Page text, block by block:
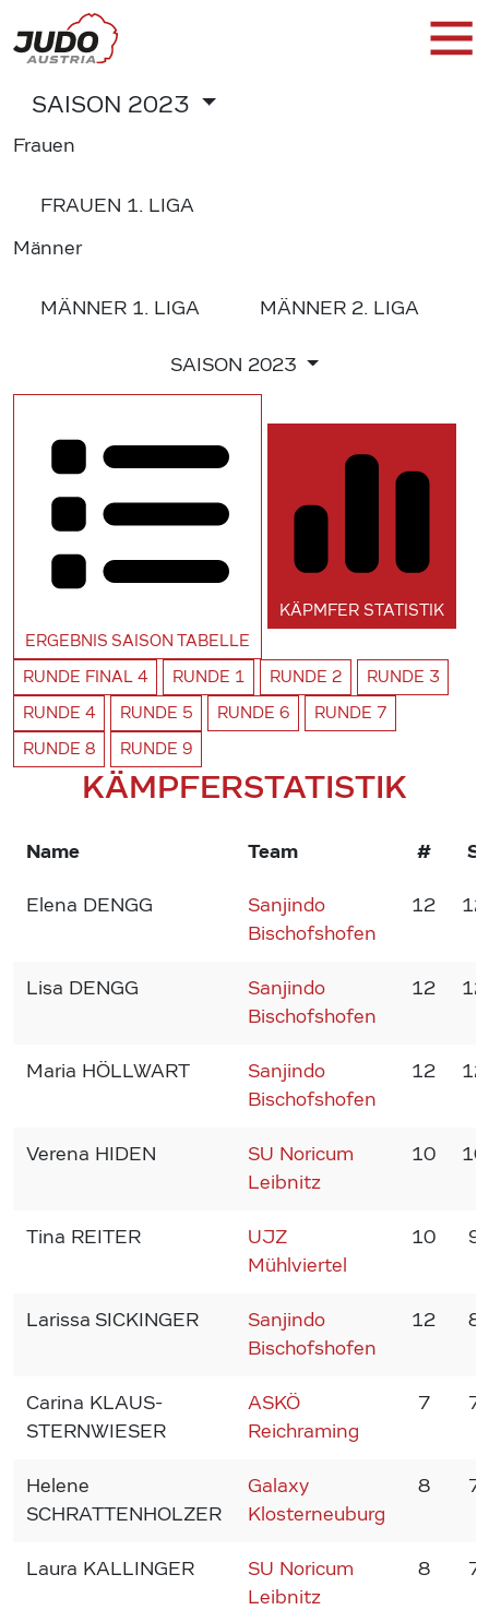
SAISON 2023
Frauen
FRAUEN 1. LIGA
Männer
MÄNNER 1. LIGA MÄNNER 2. LIGA
SAISON 2023
ERGEBNIS SAISON TABELLE
KÄPMFER STATISTIK
RUNDE FINAL 4 RUNDE 1 RUNDE 2 RUNDE 3
RUNDE 4 RUNDE 5 RUNDE 6 RUNDE 7
RUNDE 8 RUNDE 9
KÄMPFERSTATISTIK
Name Team # S
Elena DENGG
Sanjindo
Bischofshofen
12 12
Lisa DENGG
Sanjindo
Bischofshofen
12 12
Maria HÖLLWART
Sanjindo
Bischofshofen
12 12
Verena HIDEN
SU Noricum
Leibnitz
10 10
Tina REITER
UJZ
Mühlviertel
10 9
Larissa SICKINGER
Sanjindo
Bischofshofen
12 8
Carina KLAUS-
STERNWIESER
ASKÖ
Reichraming
7 7
Helene
SCHRATTENHOLZER
Galaxy
Klosterneuburg
8 7
Laura KALLINGER
SU Noricum
Leibnitz
8 7